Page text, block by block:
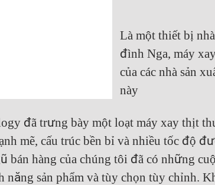
Là một thiết bị
đình Nga, máy
của các nhà sản
này
đã trưng bày một loạt máy xay thịt
mẽ, cấu trúc bền bỉ và nhiều tốc độ
bán hàng của chúng tôi đã có những
năng sản phẩm và tùy chọn tùy chỉnh.